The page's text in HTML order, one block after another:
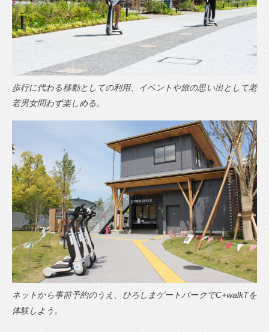
歩行に代わる移動としての利用、イベントや旅の思い出として老
若男女問わず楽しめる。
ネットから事前予約のうえ、ひろしまゲートパークでC+walkTを
体験しよう。